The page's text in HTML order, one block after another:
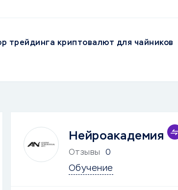
трейдинга криптовалют для чайников
Нейроакадемия
Отзывы 0
Обучение